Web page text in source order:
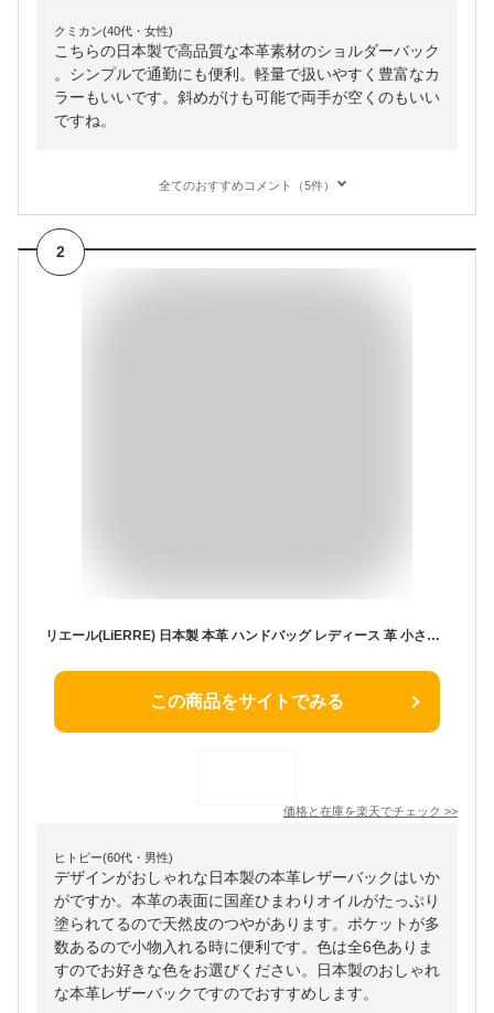
クミカン(40代・女性)
こちらの日本製で高品質な本革素材のショルダーバック
。シンプルで通勤にも便利。軽量で扱いやすく豊富なカ
ラーもいいです。斜めがけも可能で両手が空くのもいい
ですね。
全てのおすすめコメント（5件）
2
リエール(LiERRE) 日本製 本革 ハンドバッグ レディース 革 小さい トートバッグ ひまわりオイルレザー【レザーバッグ 本革 トートバッグ レディース 小さめ 通勤バッグ 軽い 本革バッグ レディース 日本製 大人 軽量 tote bag 革 handbag カバン ladies bag ギフト 女性】
この商品をサイトでみる
価格と在庫を楽天でチェック >>
ヒトピー(60代・男性)
デザインがおしゃれな日本製の本革レザーバックはいか
がですか。本革の表面に国産ひまわりオイルがたっぷり
塗られてるので天然皮のつやがあります。ポケットが多
数あるので小物入れる時に便利です。色は全6色ありま
すのでお好きな色をお選びください。日本製のおしゃれ
な本革レザーバックですのでおすすめします。